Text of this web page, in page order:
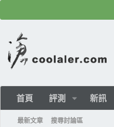
首頁 評測 新訊
最新文章 搜尋討論區